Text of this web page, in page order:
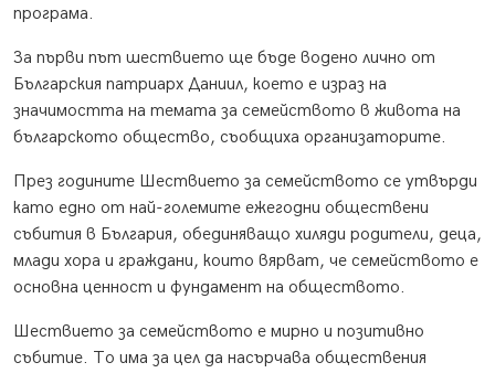
програма.
За първи път шествието ще бъде водено лично от
Българския патриарх Даниил, което е израз на
значимостта на темата за семейството в живота на
българското общество, съобщиха организаторите.
През годините Шествието за семейството се утвърди
като едно от най-големите ежегодни обществени
събития в България, обединяващо хиляди родители, деца,
млади хора и граждани, които вярват, че семейството е
основна ценност и фундамент на обществото.
Шествието за семейството е мирно и позитивно
събитие. То има за цел да насърчава обществения